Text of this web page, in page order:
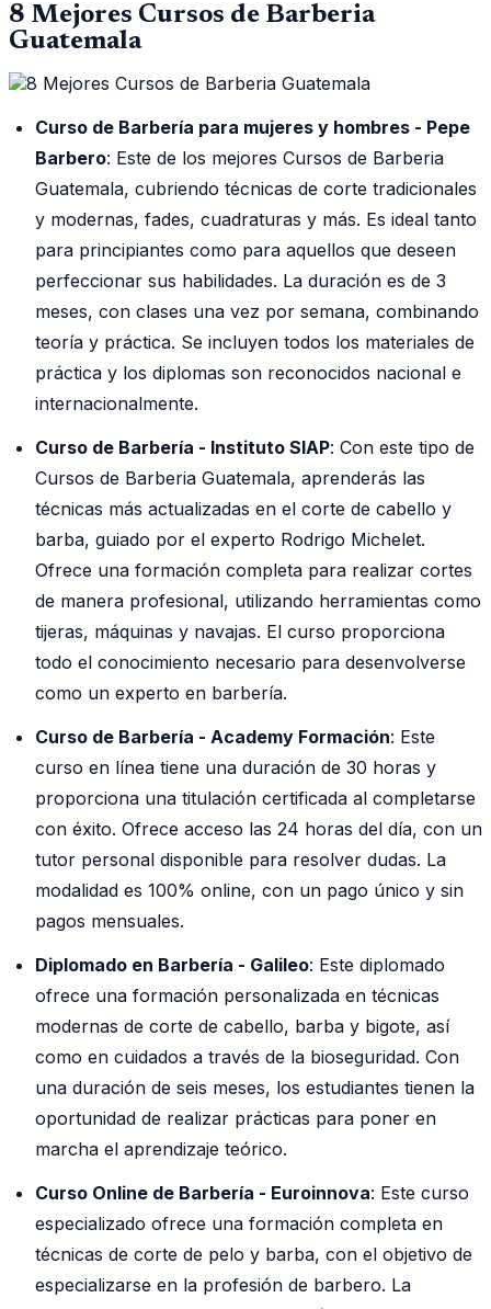
8 Mejores Cursos de Barberia
Guatemala
Curso de Barbería para mujeres y hombres - Pepe
Barbero: Este de los mejores Cursos de Barberia
Guatemala, cubriendo técnicas de corte tradicionales
y modernas, fades, cuadraturas y más. Es ideal tanto
para principiantes como para aquellos que deseen
perfeccionar sus habilidades. La duración es de 3
meses, con clases una vez por semana, combinando
teoría y práctica. Se incluyen todos los materiales de
práctica y los diplomas son reconocidos nacional e
internacionalmente.
Curso de Barbería - Instituto SIAP: Con este tipo de
Cursos de Barberia Guatemala, aprenderás las
técnicas más actualizadas en el corte de cabello y
barba, guiado por el experto Rodrigo Michelet.
Ofrece una formación completa para realizar cortes
de manera profesional, utilizando herramientas como
tijeras, máquinas y navajas. El curso proporciona
todo el conocimiento necesario para desenvolverse
como un experto en barbería.
Curso de Barbería - Academy Formación: Este
curso en línea tiene una duración de 30 horas y
proporciona una titulación certificada al completarse
con éxito. Ofrece acceso las 24 horas del día, con un
tutor personal disponible para resolver dudas. La
modalidad es 100% online, con un pago único y sin
pagos mensuales.
Diplomado en Barbería - Galileo: Este diplomado
ofrece una formación personalizada en técnicas
modernas de corte de cabello, barba y bigote, así
como en cuidados a través de la bioseguridad. Con
una duración de seis meses, los estudiantes tienen la
oportunidad de realizar prácticas para poner en
marcha el aprendizaje teórico.
Curso Online de Barbería - Euroinnova: Este curso
especializado ofrece una formación completa en
técnicas de corte de pelo y barba, con el objetivo de
especializarse en la profesión de barbero. La